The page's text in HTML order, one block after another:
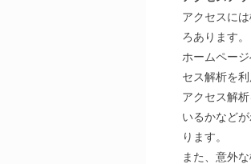
アクセスに
ろあります。
ホームペー
セス解析を
アクセス解
いるかなど
ります。
また、意外